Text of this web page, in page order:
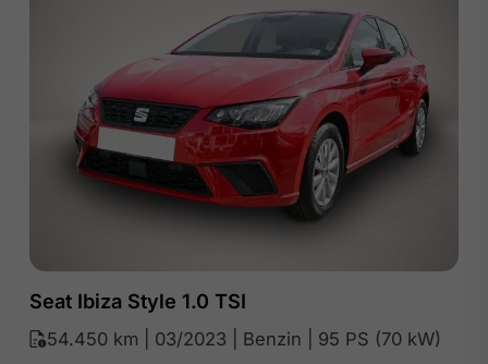
Seat Ibiza Style 1.0 TSI
54.450 km | 03/2023 | Benzin | 95 PS (70 kW)